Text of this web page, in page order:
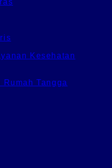
Kesehatan
Tangga